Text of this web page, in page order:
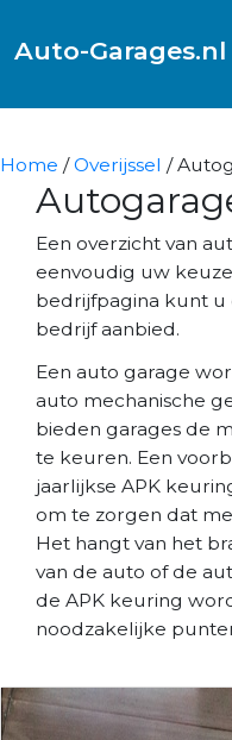
Auto-Garages.nl
Home /Overijssel /
Een overzicht van
eenvoudig uw
bedrijfpagina kunt u
bedrijf aanbied.
Een auto garage
auto mechanische
bieden garages de
te keuren. Een
jaarlijkse APK
om te zorgen dat
Het hangt van het
van de auto of de
de APK keuring
noodzakelijke